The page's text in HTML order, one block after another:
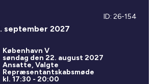
ID: 26-154
september 2027
København V
søndag den 22. august 2027
Ansatte, Valgte
Repræsentantskabsmøde
kl. 17:30 - 20:00